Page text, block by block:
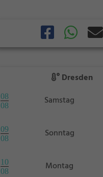
Dresden
08
08
Samstag
09
08
Sonntag
10
08
Montag